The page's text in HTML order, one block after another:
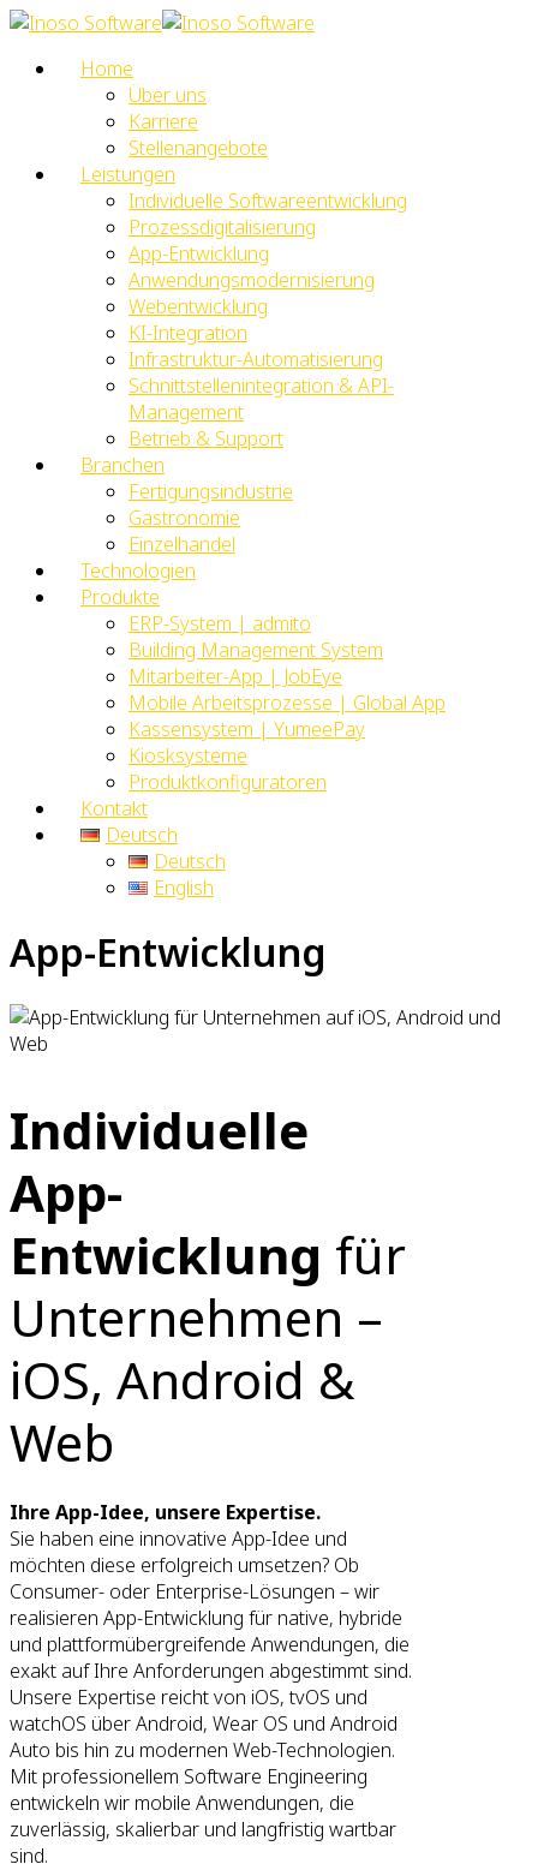
Home
Über uns
Karriere
Stellenangebote
Leistungen
Individuelle Softwareentwicklung
Prozessdigitalisierung
App-Entwicklung
Anwendungsmodernisierung
Webentwicklung
KI-Integration
Infrastruktur-Automatisierung
Schnittstellenintegration & API-
Management
Betrieb & Support
Branchen
Fertigungsindustrie
Gastronomie
Einzelhandel
Technologien
Produkte
ERP-System | admito
Building Management System
Mitarbeiter-App | JobEye
Mobile Arbeitsprozesse | Global App
Kassensystem | YumeePay
Kiosksysteme
Produktkonfiguratoren
Kontakt
Deutsch
Deutsch
English
App-Entwicklung
Individuelle
App-
Entwicklung für
Unternehmen –
iOS, Android &
Web
Ihre App-Idee, unsere Expertise.
Sie haben eine innovative App-Idee und
möchten diese erfolgreich umsetzen? Ob
Consumer- oder Enterprise-Lösungen – wir
realisieren App-Entwicklung für native, hybride
und plattformübergreifende Anwendungen, die
exakt auf Ihre Anforderungen abgestimmt sind.
Unsere Expertise reicht von iOS, tvOS und
watchOS über Android, Wear OS und Android
Auto bis hin zu modernen Web-Technologien.
Mit professionellem Software Engineering
entwickeln wir mobile Anwendungen, die
zuverlässig, skalierbar und langfristig wartbar
sind.